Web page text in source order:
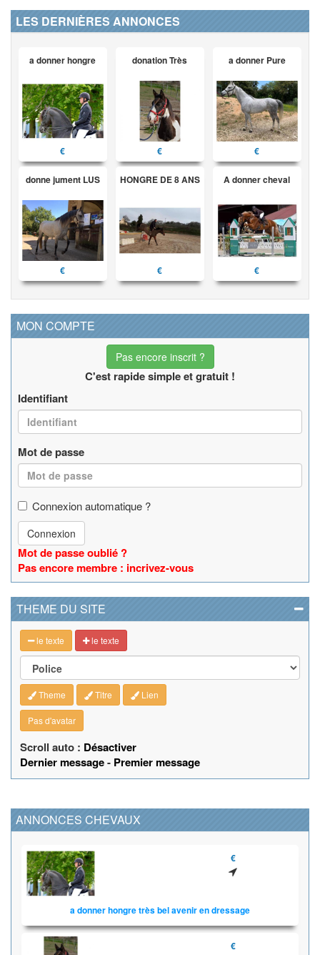
LES DERNIÈRES ANNONCES
a donner hongre
€
donation Très
€
a donner Pure
€
donne jument LUS
€
HONGRE DE 8 ANS
€
A donner cheval
€
MON COMPTE
Pas encore inscrit ?
C'est rapide simple et gratuit !
Identifiant
Mot de passe
Connexion automatique ?
Connexion
Mot de passe oublié ?
Pas encore membre : incrivez-vous
THEME DU SITE
le texte le texte
Theme Titre Lien
Pas d'avatar
Scroll auto : Désactiver
Dernier message- Premier message
ANNONCES CHEVAUX
€
a donner hongre très bel avenir en dressage
€